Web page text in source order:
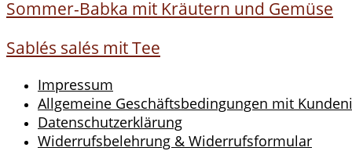
Sommer-Babka mit Kräutern und Gemüse
Sablés salés mit Tee
Impressum
Allgemeine Geschäftsbedingungen mit
Datenschutzerklärung
Widerrufsbelehrung & Widerrufsformular